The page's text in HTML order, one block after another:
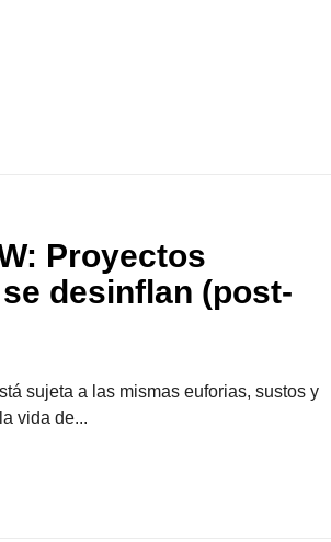
Proyectos
desinflan (post-
sujeta a las mismas euforias, sustos y
vida de...